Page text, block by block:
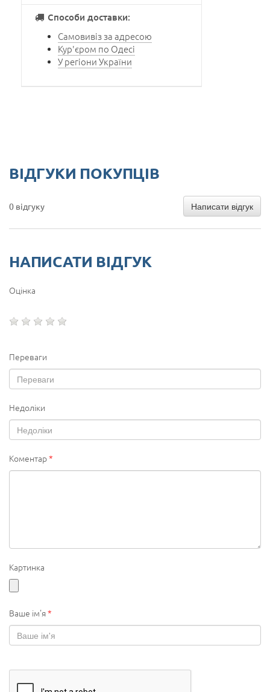
Способи доставки:
Самовивіз за адресою
Кур'єром по Одесі
У регіони України
ВІДГУКИ ПОКУПЦІВ
0 відгуку Написати відгук
НАПИСАТИ ВІДГУК
Оцінка
Переваги
Недоліки
Коментар*
Картинка
Ваше ім'я*